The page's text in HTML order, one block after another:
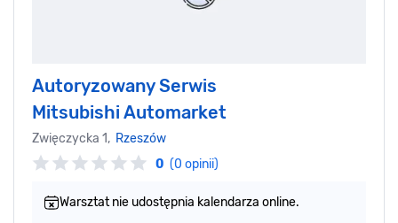
Autoryzowany Serwis
Mitsubishi Automarket
Zwięczycka 1, Rzeszów
0 (0 opinii)
Warsztat nie udostępnia kalendarza online.